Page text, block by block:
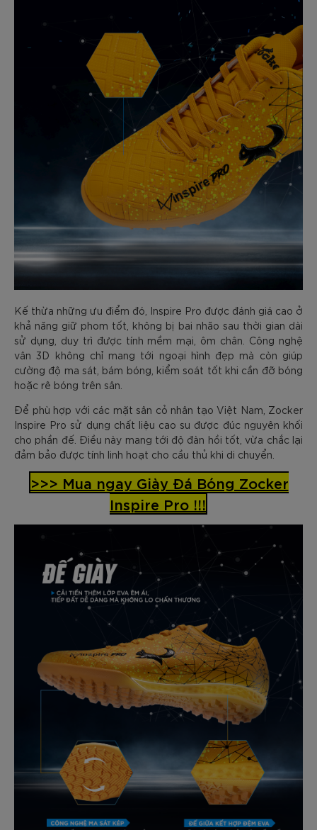
Kế thừa những ưu điểm đó, Inspire Pro được đánh giá cao ở
khả năng giữ phom tốt, không bị bai nhão sau thời gian dài
sử dụng, duy trì được tính mềm mại, ôm chân. Công nghệ
vân 3D không chỉ mang tới ngoại hình đẹp mà còn giúp
cường độ ma sát, bám bóng, kiểm soát tốt khi cần đỡ bóng
hoặc rê bóng trên sân.
Để phù hợp với các mặt sân cỏ nhân tạo Việt Nam, Zocker
Inspire Pro sử dụng chất liệu cao su được đúc nguyên khối
cho phần đế. Điều này mang tới độ đàn hồi tốt, vừa chắc lại
đảm bảo được tính linh hoạt cho cầu thủ khi di chuyển.
>>> Mua ngay Giày Đá Bóng Zocker
Inspire Pro !!!